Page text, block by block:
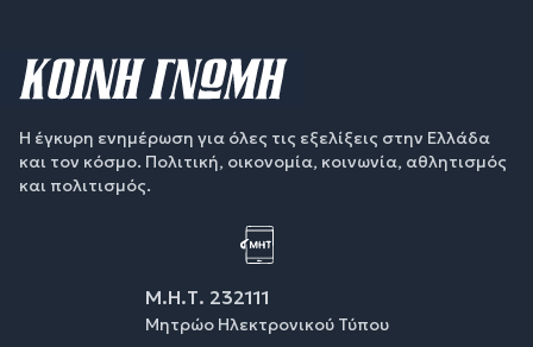
Η έγκυρη ενημέρωση για όλες τις εξελίξεις στην Ελλάδα
και τον κόσμο. Πολιτική, οικονομία, κοινωνία, αθλητισμός
και πολιτισμός.
Μ.Η.Τ. 232111
Μητρώο Ηλεκτρονικού Τύπου